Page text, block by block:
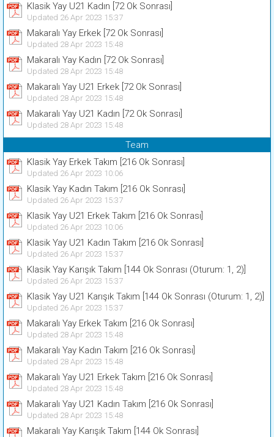
Klasik Yay U21 Kadın [72 Ok Sonrası]
Updated 26 Apr 2023 15:37
Makaralı Yay Erkek [72 Ok Sonrası]
Updated 28 Apr 2023 15:48
Makaralı Yay Kadın [72 Ok Sonrası]
Updated 28 Apr 2023 15:48
Makaralı Yay U21 Erkek [72 Ok Sonrası]
Updated 28 Apr 2023 15:48
Makaralı Yay U21 Kadın [72 Ok Sonrası]
Updated 28 Apr 2023 15:48
Team
Klasik Yay Erkek Takım [216 Ok Sonrası]
Updated 26 Apr 2023 10:06
Klasik Yay Kadın Takım [216 Ok Sonrası]
Updated 26 Apr 2023 15:37
Klasik Yay U21 Erkek Takım [216 Ok Sonrası]
Updated 26 Apr 2023 10:06
Klasik Yay U21 Kadın Takım [216 Ok Sonrası]
Updated 26 Apr 2023 15:37
Klasik Yay Karışık Takım [144 Ok Sonrası (Oturum: 1, 2)]
Updated 26 Apr 2023 15:37
Klasik Yay U21 Karışık Takım [144 Ok Sonrası (Oturum: 1, 2)]
Updated 26 Apr 2023 15:37
Makaralı Yay Erkek Takım [216 Ok Sonrası]
Updated 28 Apr 2023 15:48
Makaralı Yay Kadın Takım [216 Ok Sonrası]
Updated 28 Apr 2023 15:48
Makaralı Yay U21 Erkek Takım [216 Ok Sonrası]
Updated 28 Apr 2023 15:48
Makaralı Yay U21 Kadın Takım [216 Ok Sonrası]
Updated 28 Apr 2023 15:48
Makaralı Yay Karışık Takım [144 Ok Sonrası]